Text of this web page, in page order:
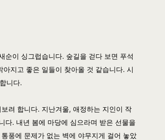
순이 싱그럽습니다. 숲길을 걷다 보면 푸석
지고 좋은 일들이 찾아올 것 같습니다. 시
니다.
려 합니다. 지난겨울, 애정하는 지인이 작
다. 내년 봄에 마당에 심으라며 받은 선물을
풍에 문제가 없는 벽에 야무지게 걸어 놓았